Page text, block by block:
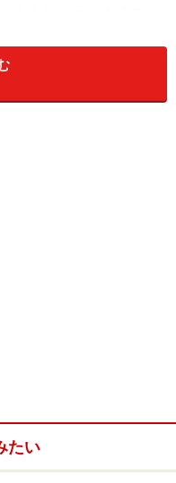
ると大変喜ばれていま
ていても、その食事を
が少なく、中には質が
たい